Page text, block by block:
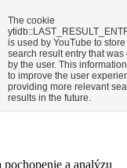
The cookie
is used by YouTube to
search result entry that was
by the user. This
to improve the user
providing more relevant
results in the future.
a analýzu